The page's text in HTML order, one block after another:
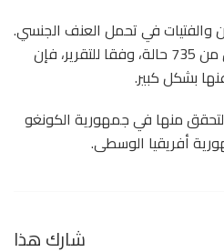
الفتيان والفتيات في تحمل العنف الجنسي.
وعلى الرغم من أنه تم التحقق من 735 حالة، وفقا للتقرير، فإن
بشكل كبير.
منها في جمهورية الكونغو
أفريقيا الوسطى.
شارك هذا